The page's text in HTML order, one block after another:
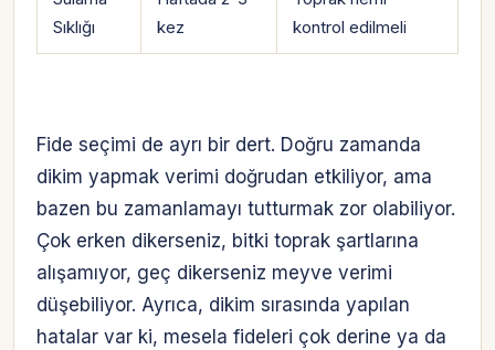
Sıklığı
kez
kontrol edilmeli
Fide seçimi de ayrı bir dert. Doğru zamanda
dikim yapmak verimi doğrudan etkiliyor, ama
bazen bu zamanlamayı tutturmak zor olabiliyor.
Çok erken dikerseniz, bitki toprak şartlarına
alışamıyor, geç dikerseniz meyve verimi
düşebiliyor. Ayrıca, dikim sırasında yapılan
hatalar var ki, mesela fideleri çok derine ya da